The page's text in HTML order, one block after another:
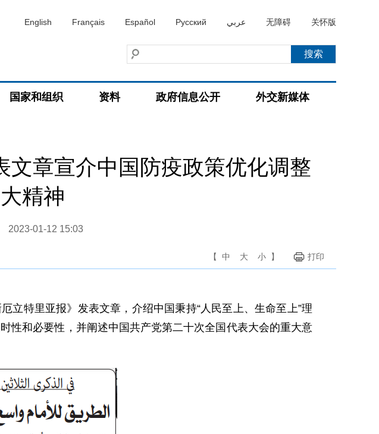
English Français Español Русский عربي 无障碍 关怀版
国家和组织 资料 政府信息公开 外交新媒体
章宣介中国防疫政策优化调整
精神
2023-01-12 15:03
【 中 大 小 】 打印
立特里亚报》发表文章，介绍中国秉持“人民至上、生命至上”理
性和必要性，并阐述中国共产党第二十次全国代表大会的重大意